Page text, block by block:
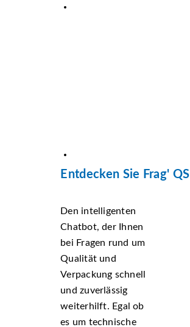
Entdecken Sie Frag' QS
Den intelligenten
Chatbot, der Ihnen
bei Fragen rund um
Qualität und
Verpackung schnell
und zuverlässig
weiterhilft. Egal ob
es um technische